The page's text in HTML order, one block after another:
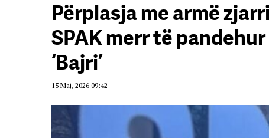
Përplasja me armë
SPAK merr të
‘Bajri’
15 Maj, 2026 09:42